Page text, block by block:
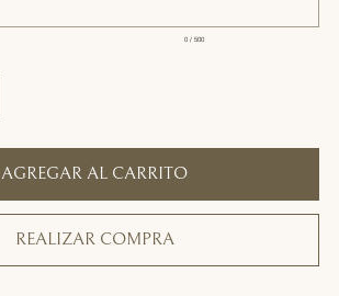
0 / 500
AGREGAR AL CARRITO
REALIZAR COMPRA